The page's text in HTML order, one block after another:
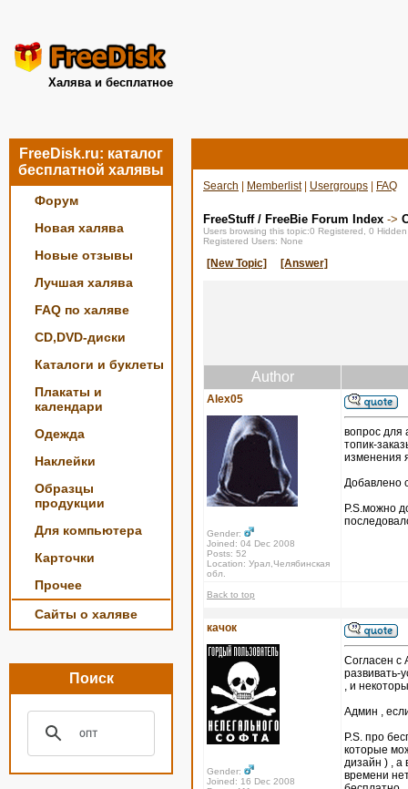
Халява и бесплатное
FreeDisk.ru: каталог
бесплатной халявы
Форум
Новая халява
Новые отзывы
Лучшая халява
FAQ по халяве
CD,DVD-диски
Каталоги и буклеты
Плакаты и
календари
Одежда
Наклейки
Образцы
продукции
Для компьютера
Карточки
Прочее
Сайты о халяве
Поиск
Search Memberlist| Usergroups FAQ
FreeStuff / FreeBie Forum Index ->
Users browsing this topic:0 Registered, 0
Registered Users: None
[New Topic] [Answer]
Author
Alex05
Gender:
Joined: 04 Dec 2008
Posts: 52
Location: Урал,Челябинская
обл.
вопрос для
топик-
изменения
Добавлено
P.S.можно
Back to top
качок
Gender:
Joined: 16 Dec 2008
Согласен с
развивать-
, и
Админ ,
P.S. про
которые
дизайн ) , а
времени